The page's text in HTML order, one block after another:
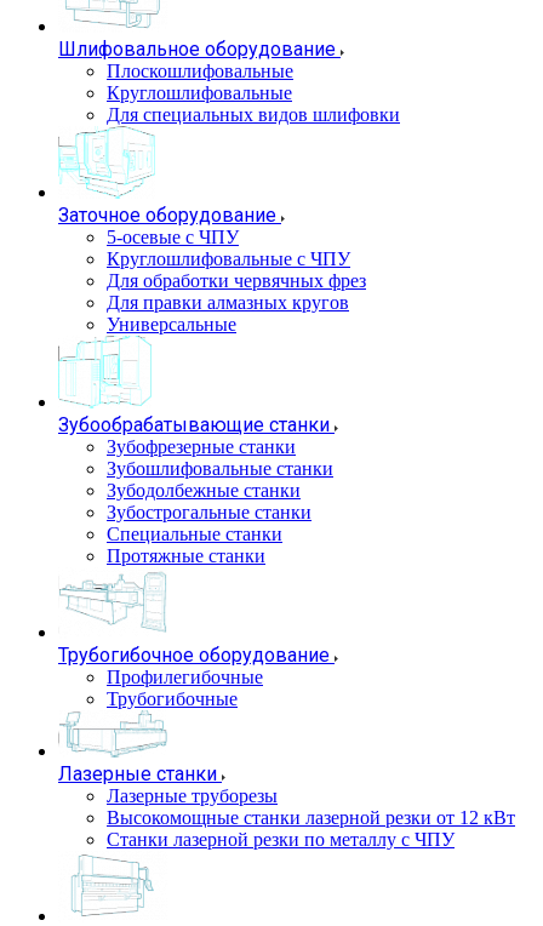
Шлифовальное оборудование
Плоскошлифовальные
Круглошлифовальные
Для специальных видов шлифовки
Заточное оборудование
5-осевые с ЧПУ
Круглошлифовальные с ЧПУ
Для обработки червячных фрез
Для правки алмазных кругов
Универсальные
Зубообрабатывающие станки
Зубофрезерные станки
Зубошлифовальные станки
Зубодолбежные станки
Зубострогальные станки
Специальные станки
Протяжные станки
Трубогибочное оборудование
Профилегибочные
Трубогибочные
Лазерные станки
Лазерные труборезы
Высокомощные станки лазерной резки от 12 кВт
Станки лазерной резки по металлу с ЧПУ